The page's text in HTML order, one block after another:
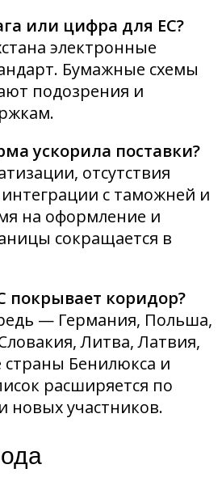
или цифра для ЕС?
электронные
Бумажные схемы
подозрения и
ускорила поставки?
отсутствия
с таможней и
на оформление и
сокращается в
покрывает коридор?
— Германия, Польша,
Литва, Латвия,
страны Бенилюкса и
расширяется по
новых участников.